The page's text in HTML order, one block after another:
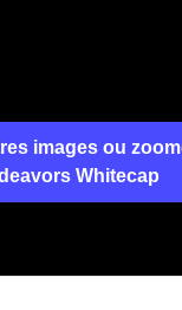
images ou
Whitecap